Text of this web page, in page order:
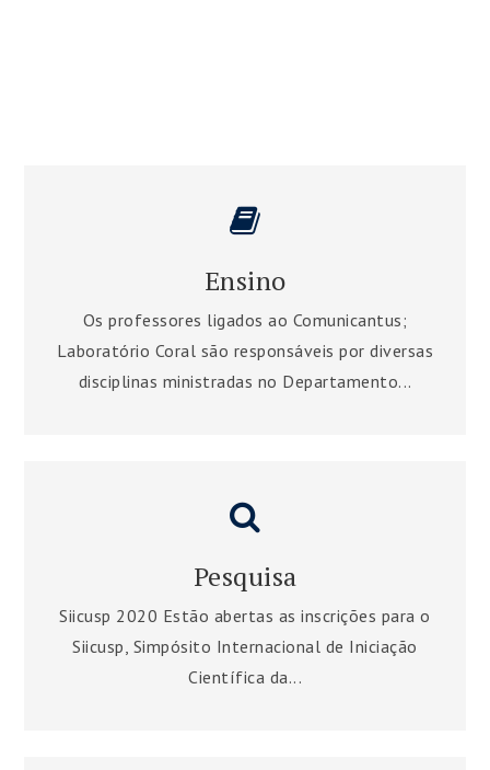
Ensino
Os professores ligados ao Comunicantus;
Laboratório Coral são responsáveis por diversas
disciplinas ministradas no Departamento...
Pesquisa
Siicusp 2020 Estão abertas as inscrições para o
Siicusp, Simpósito Internacional de Iniciação
Científica da...